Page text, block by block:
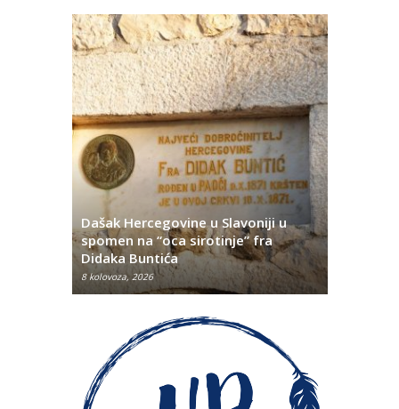
Dašak Hercegovine u Slavoniji u
spomen na “oca sirotinje” fra
Didaka Buntića
8 kolovoza, 2026